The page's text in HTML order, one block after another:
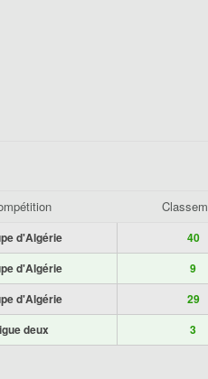
d'Algérie 40
d'Algérie 9
d'Algérie 29
deux 3